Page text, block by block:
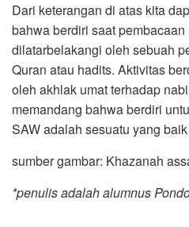
Dari keterangan di atas kita
bahwa berdiri saat
dilatarbelakangi oleh sebuah
Quran atau hadits. Aktivitas
oleh akhlak umat terhadap
memandang bahwa berdiri
SAW adalah sesuatu yang
sumber gambar: Khazanah
*penulis adalah alumnus